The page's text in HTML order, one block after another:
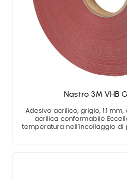
Nastro 3M VHB
Adesivo acrilico, grigio, 1.1
acrilica conformabile
temperatura nell’incollaggio